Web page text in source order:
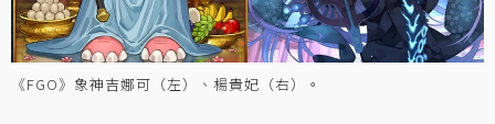
《FGO》象神吉娜可（左）、楊貴妃（右）。